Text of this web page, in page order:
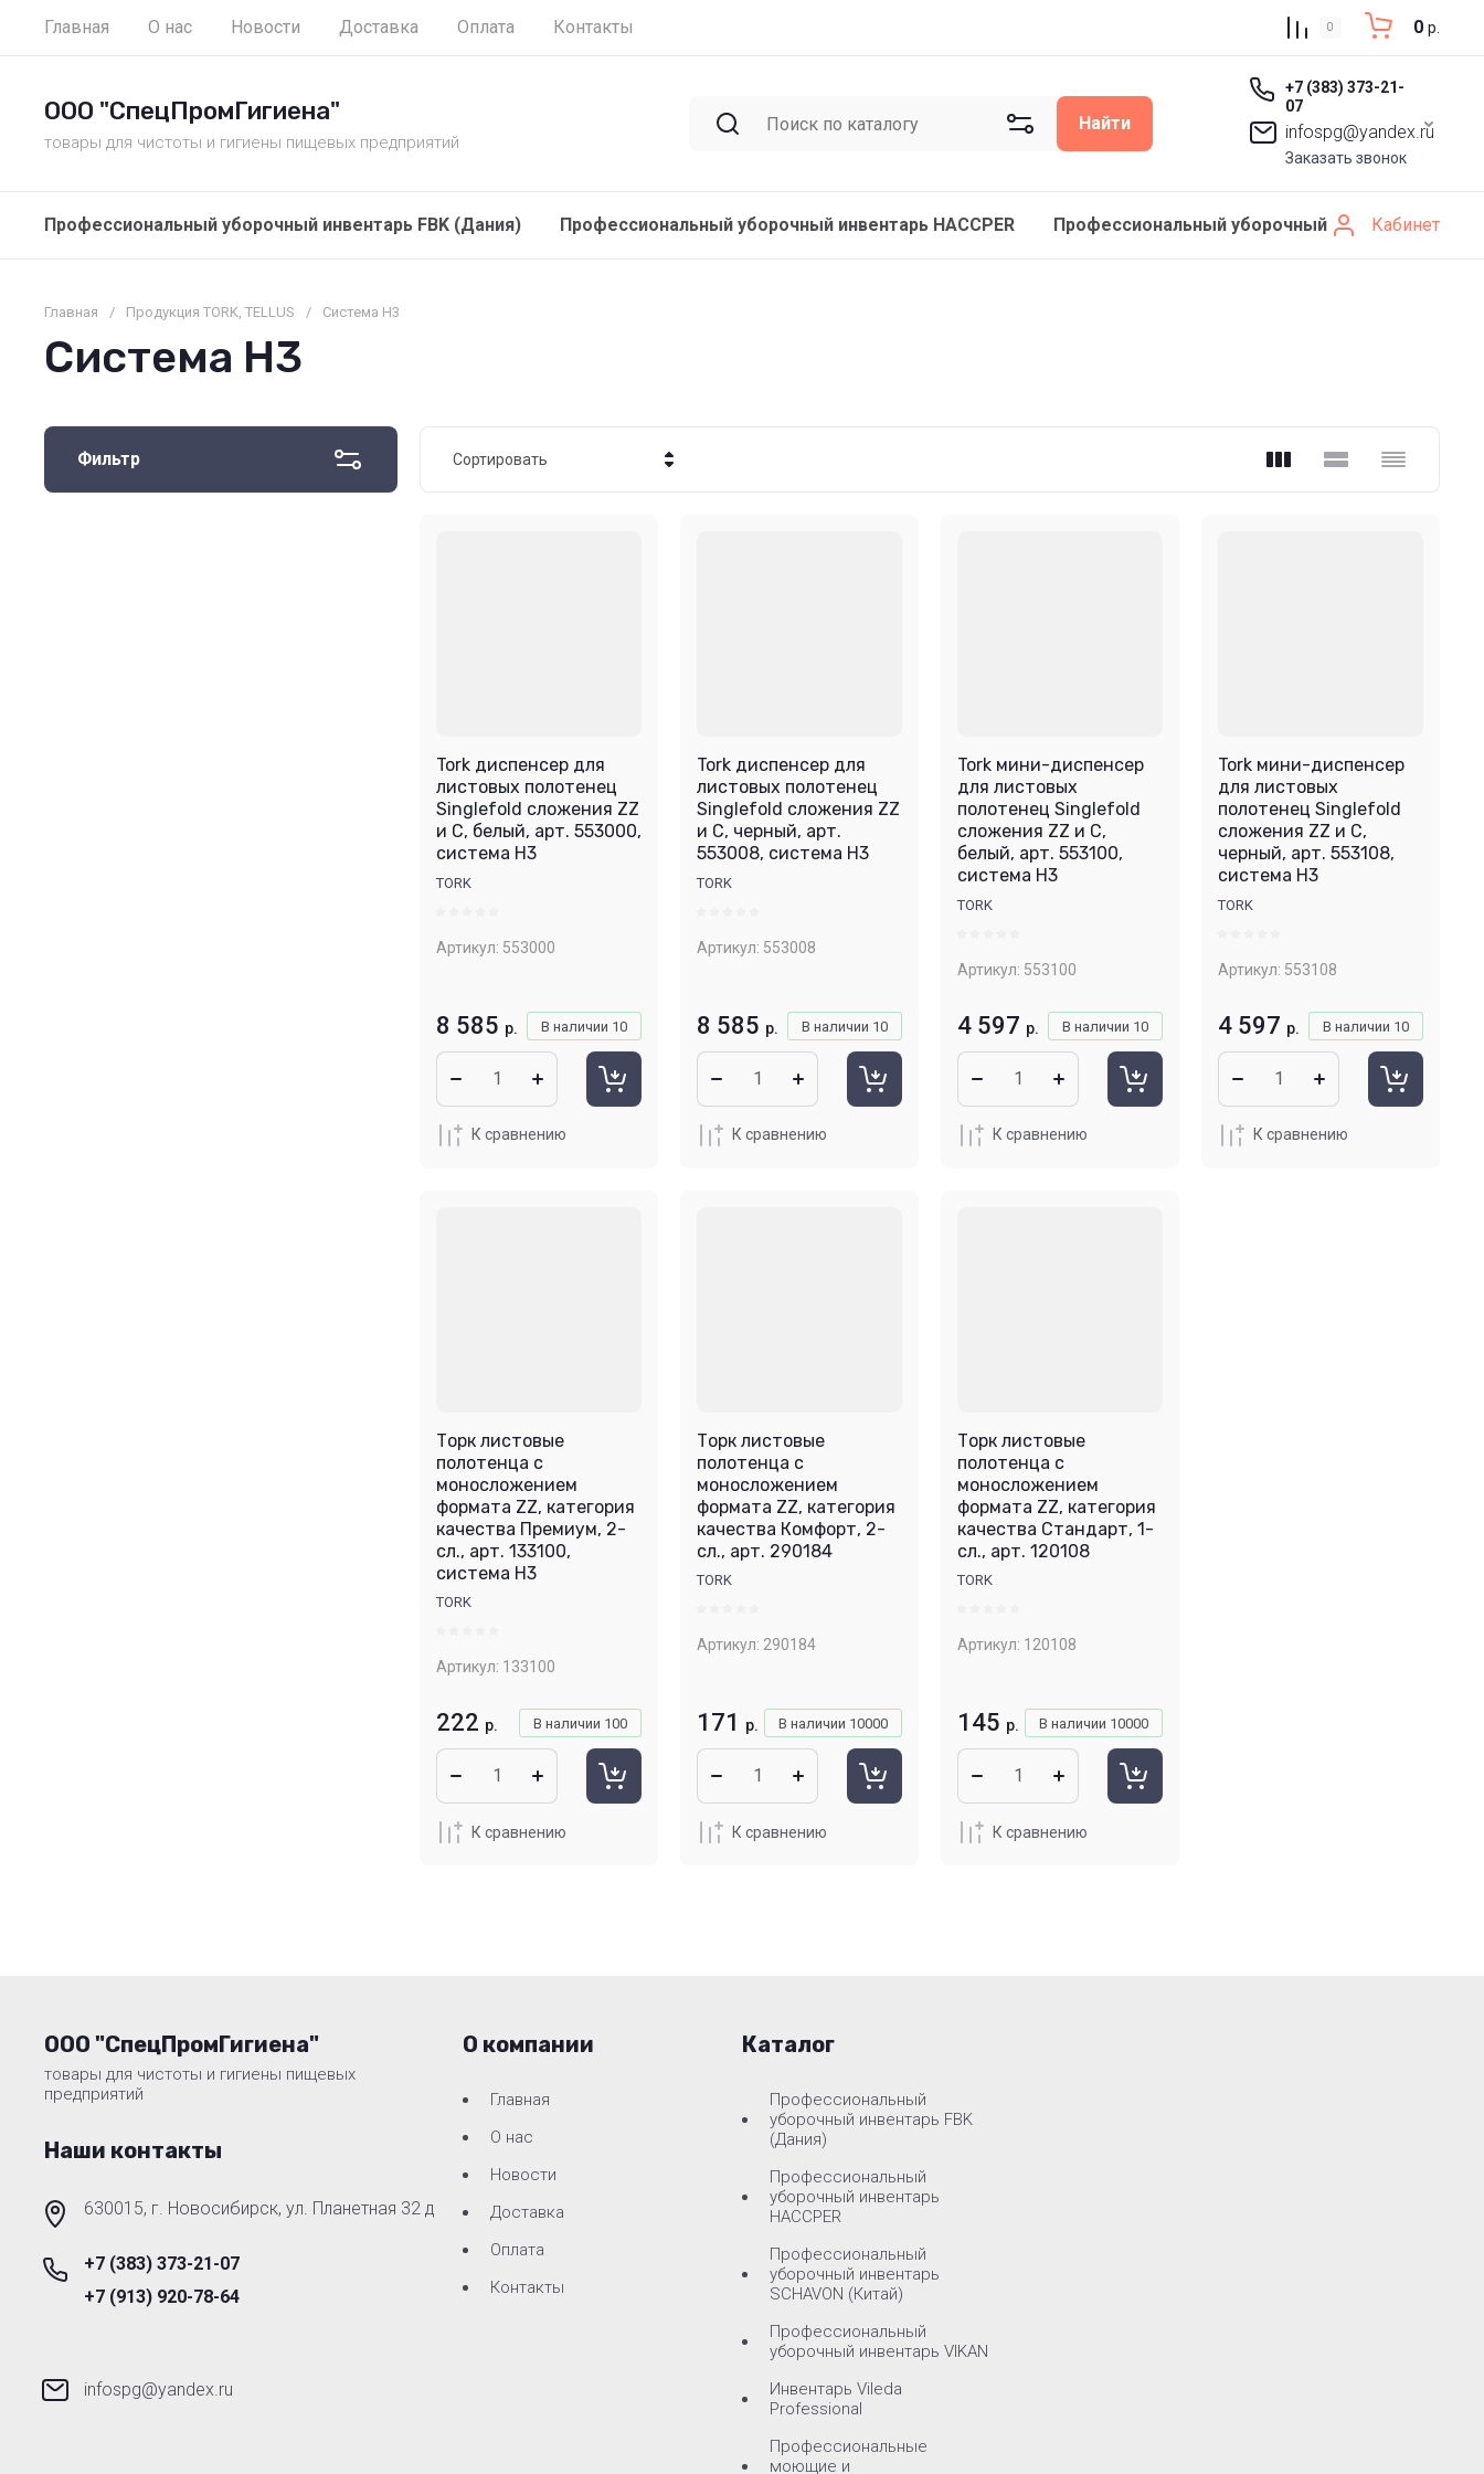
Главная О нас Новости Доставка Оплата Контакты 0 0 р.
ООО "СпецПромГигиена"
товары для чистоты и гигиены пищевых предприятий
Найти
+7 (383) 373-21-
07
infospg@yandex.ru
Заказать звонок
Профессиональный уборочный инвентарь FBK (Дания) Профессиональный уборочный инвентарь HACCPER Профессиональный уборочный инвентарь
Кабинет
Главная / Продукция TORK, TELLUS / Система H3
Система H3
Фильтр Сортировать
Tork диспенсер для
листовых полотенец
Singlefold сложения ZZ
и С, белый, арт. 553000,
система H3
TORK
Артикул: 553000
В наличии 10
8 585 р.
К сравнению
Tork диспенсер для
листовых полотенец
Singlefold сложения ZZ
и С, черный, арт.
553008, система H3
TORK
Артикул: 553008
В наличии 10
8 585 р.
К сравнению
Tork мини-диспенсер
для листовых
полотенец Singlefold
сложения ZZ и С,
белый, арт. 553100,
система H3
TORK
Артикул: 553100
В наличии 10
4 597 р.
К сравнению
Tork мини-диспенсер
для листовых
полотенец Singlefold
сложения ZZ и С,
черный, арт. 553108,
система H3
TORK
Артикул: 553108
В наличии 10
4 597 р.
К сравнению
Торк листовые
полотенца с
моносложением
формата ZZ, категория
качества Премиум, 2-
сл., арт. 133100,
система Н3
TORK
Артикул: 133100
В наличии 100
222 р.
К сравнению
Торк листовые
полотенца с
моносложением
формата ZZ, категория
качества Комфорт, 2-
сл., арт. 290184
TORK
Артикул: 290184
В наличии 10000
171 р.
К сравнению
Торк листовые
полотенца с
моносложением
формата ZZ, категория
качества Стандарт, 1-
сл., арт. 120108
TORK
Артикул: 120108
В наличии 10000
145 р.
К сравнению
ООО "СпецПромГигиена"
товары для чистоты и гигиены пищевых
предприятий
Наши контакты
630015, г. Новосибирск, ул. Планетная 32 д
+7 (383) 373-21-07
+7 (913) 920-78-64
infospg@yandex.ru
О компании
Главная
О нас
Новости
Доставка
Оплата
Контакты
Каталог
Профессиональный
уборочный инвентарь FBK
(Дания)
Профессиональный
уборочный инвентарь
HACCPER
Профессиональный
уборочный инвентарь
SCHAVON (Китай)
Профессиональный
уборочный инвентарь VIKAN
Инвентарь Vileda
Professional
Профессиональные
моющие и